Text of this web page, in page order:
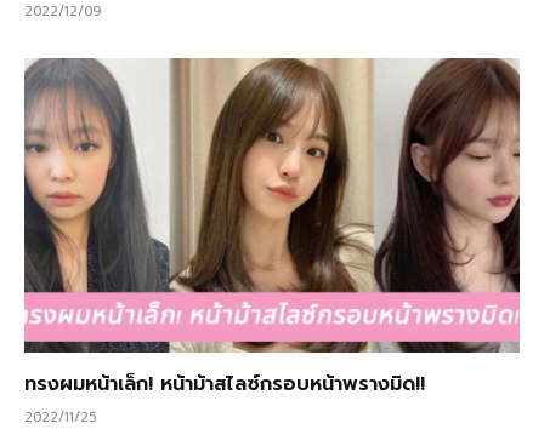
2022/12/09
ทรงผมหน้าเล็ก! หน้าม้าสไลซ์กรอบหน้าพรางมิด!!
2022/11/25